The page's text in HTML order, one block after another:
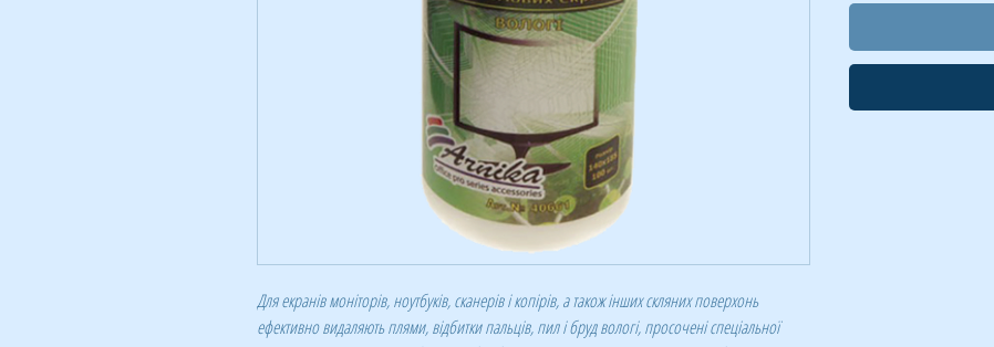
Для екранів моніторів, ноутбуків, сканерів і копірів, а також інших скляних поверхонь
ефективно видаляють плями, відбитки пальців, пил і бруд вологі, просочені спеціальної